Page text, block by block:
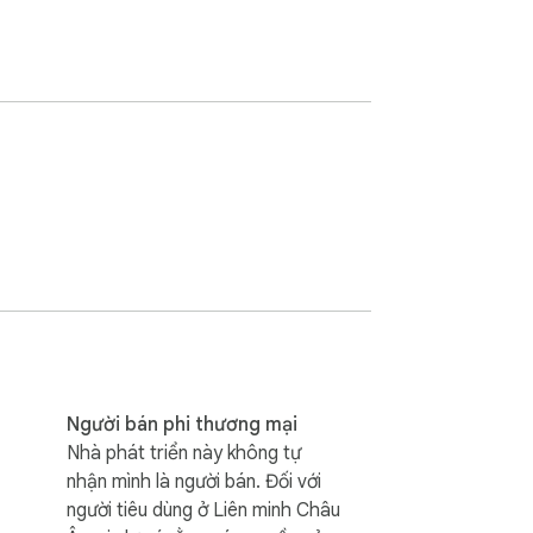
Người bán phi thương mại
Nhà phát triển này không tự
nhận mình là người bán. Đối với
người tiêu dùng ở Liên minh Châu